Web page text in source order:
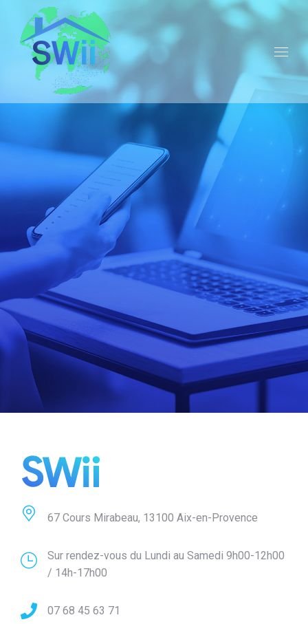
Contact
Pour plus d'informations, contactez Swii !
67 Cours Mirabeau, 13100 Aix-en-Provence
Sur rendez-vous du Lundi au Samedi 9h00-12h00
/ 14h-17h00
07 68 45 63 71